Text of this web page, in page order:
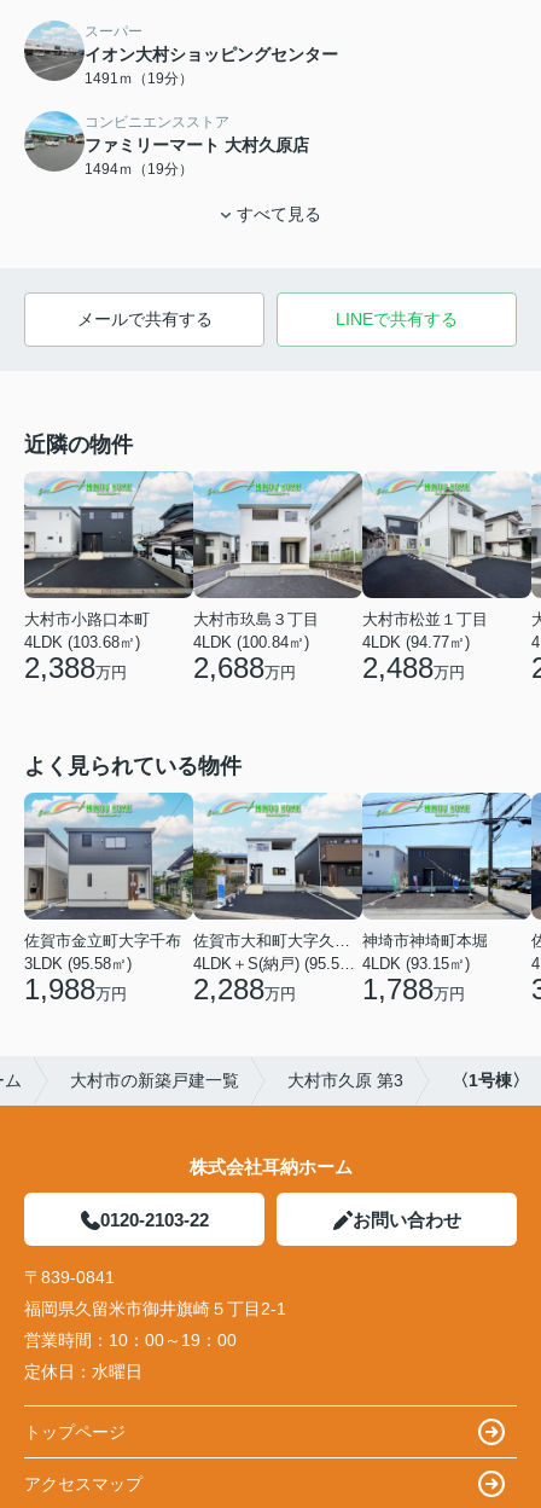
スーパー
イオン大村ショッピングセンター
1491ｍ（19分）
コンビニエンスストア
ファミリーマート 大村久原店
1494ｍ（19分）
すべて見る
メールで共有する LINEで共有する
近隣の物件
大村市小路口本町
4LDK (103.68㎡)
2,388万円
大村市玖島３丁目
4LDK (100.84㎡)
2,688万円
大村市松並１丁目
4LDK (94.77㎡)
2,488万円
よく見られている物件
佐賀市金立町大字千布
3LDK (95.58㎡)
1,988万円
佐賀市大和町大字久池井
4LDK＋S(納戸) (95.58㎡)
2,288万円
神埼市神埼町本堀
4LDK (93.15㎡)
1,788万円
大村市の新築戸建一覧 大村市久原 第3 〈1号棟〉
株式会社耳納ホーム
0120-2103-22 お問い合わせ
〒839-0841
福岡県久留米市御井旗崎５丁目2-1
営業時間： 10：00～19：00
定休日： 水曜日
トップページ
アクセスマップ